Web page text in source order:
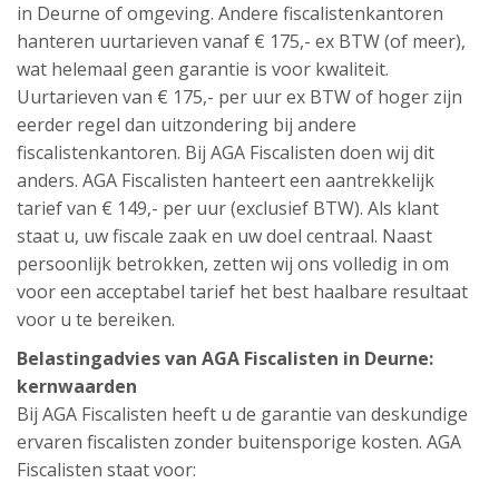
in Deurne of omgeving. Andere fiscalistenkantoren
hanteren uurtarieven vanaf € 175,- ex BTW (of meer),
wat helemaal geen garantie is voor kwaliteit.
Uurtarieven van € 175,- per uur ex BTW of hoger zijn
eerder regel dan uitzondering bij andere
fiscalistenkantoren. Bij AGA Fiscalisten doen wij dit
anders. AGA Fiscalisten hanteert een aantrekkelijk
tarief van € 149,- per uur (exclusief BTW). Als klant
staat u, uw fiscale zaak en uw doel centraal. Naast
persoonlijk betrokken, zetten wij ons volledig in om
voor een acceptabel tarief het best haalbare resultaat
voor u te bereiken.
Belastingadvies van AGA Fiscalisten in Deurne:
kernwaarden
Bij AGA Fiscalisten heeft u de garantie van deskundige
ervaren fiscalisten zonder buitensporige kosten. AGA
Fiscalisten staat voor: